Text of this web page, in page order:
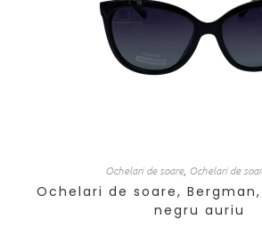
Ochelari de soare, Ochelari de
Ochelari de soare,
negru auriu